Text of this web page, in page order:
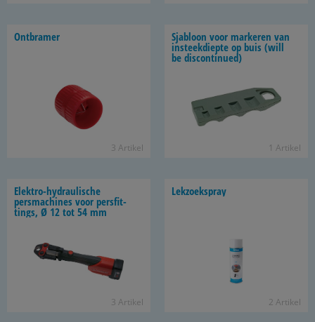
Ont­bra­mer
3 Ar­ti­kel
Sja­bloon voor mar­ke­ren van
in­steek­diep­te op buis (will
be dis­con­ti­nued)
1 Ar­ti­kel
Elektro-​hydraulische
persma­chi­nes voor pers­fit­
tings, Ø 12 tot 54 mm
3 Ar­ti­kel
Lek­zoek­spray
2 Ar­ti­kel